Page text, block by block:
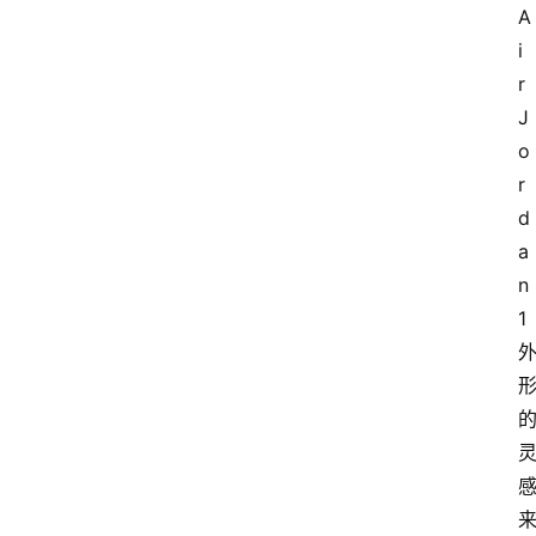
A
i
r
J
o
r
d
a
n
1
外
形
的
灵
感
来